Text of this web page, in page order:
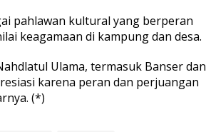
pahlawan kultural yang berperan
keagamaan di kampung dan desa.
Ulama, termasuk Banser dan
karena peran dan perjuangan
(*)